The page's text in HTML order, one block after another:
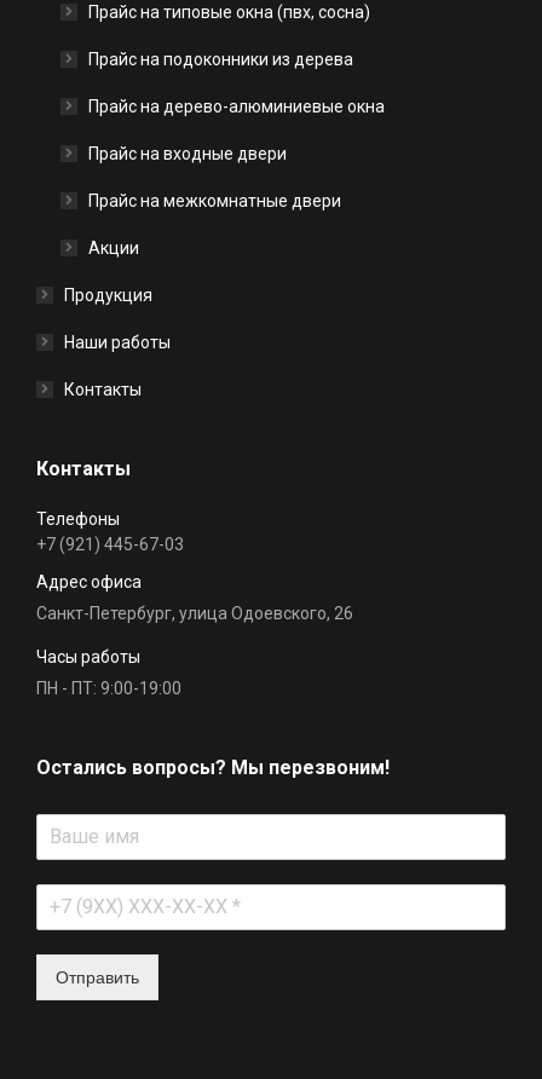
Прайс на типовые окна (пвх, сосна)
Прайс на подоконники из дерева
Прайс на дерево-алюминиевые окна
Прайс на входные двери
Прайс на межкомнатные двери
Акции
Продукция
Наши работы
Контакты
Контакты
Телефоны
+7 (921) 445-67-03
Адрес офиса
Санкт-Петербург, улица Одоевского, 26
Часы работы
ПН - ПТ: 9:00-19:00
Остались вопросы? Мы перезвоним!
Отправить